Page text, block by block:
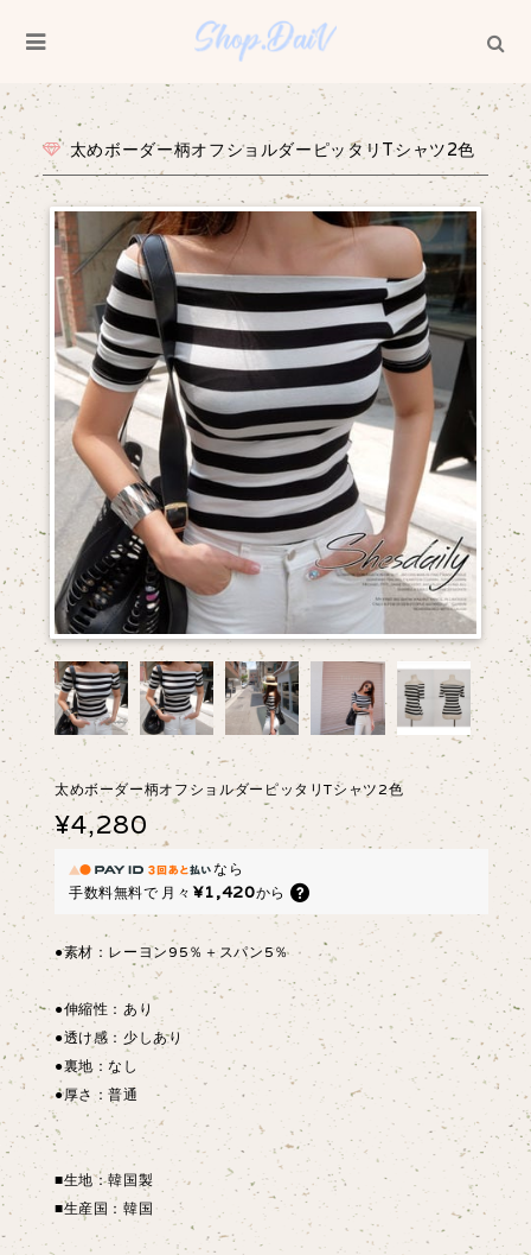
太めボーダー柄オフショルダーピッタリTシャツ2色
太めボーダー柄オフショルダーピッタリTシャツ2色
¥4,280
なら
手数料無料で 月々 ¥1,420から
●素材：レーヨン95％＋スパン5％
●伸縮性：あり
●透け感：少しあり
●裏地：なし
●厚さ：普通
■生地：韓国製
■生産国：韓国